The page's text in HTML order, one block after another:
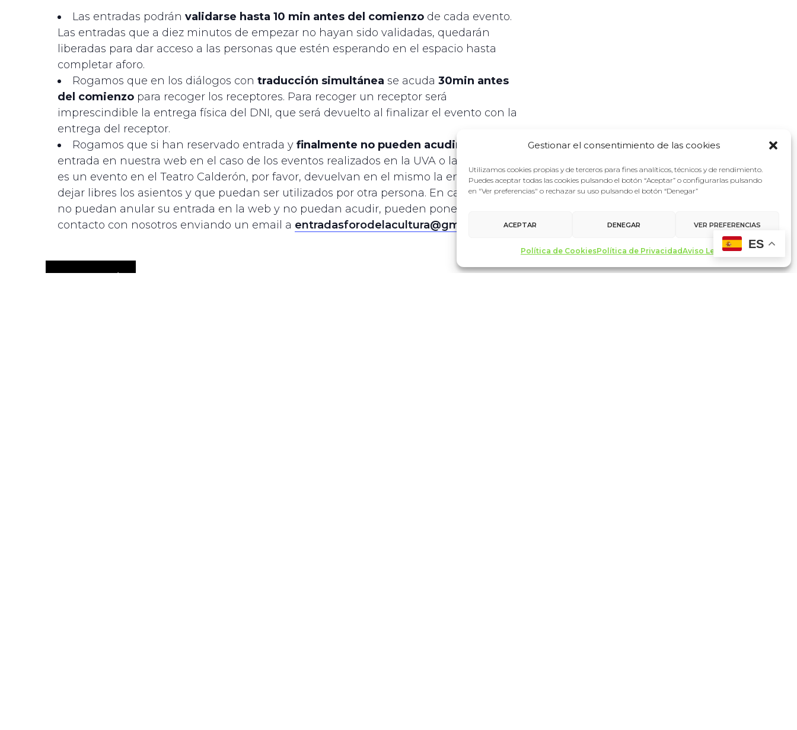
Gestionar el consentimiento de las cookies
Utilizamos cookies propias y de terceros para fines analíticos, técnicos y de rendimiento.
Puedes aceptar todas las cookies pulsando el botón “Aceptar” o configurarlas pulsando
en "Ver preferencias" o rechazar su uso pulsando el botón “Denegar”
ACEPTAR DENEGAR VER PREFERENCIAS
Política de CookiesPolítica de PrivacidadAviso Legal
Las entradas podrán validarse hasta 10 min antes del comienzo de cada evento.
Las entradas que a diez minutos de empezar no hayan sido validadas, quedarán
liberadas para dar acceso a las personas que estén esperando en el espacio hasta
completar aforo.
Rogamos que en los diálogos con traducción simultánea se acuda 30min antes
del comienzo para recoger los receptores. Para recoger un receptor será
imprescindible la entrega física del DNI, que será devuelto al finalizar el evento con la
entrega del receptor.
Rogamos que si han reservado entrada y finalmente no pueden acudir
entrada en nuestra web en el caso de los eventos realizados en la UVA o las Cortes. Si
es un evento en el Teatro Calderón, por favor, devuelvan en el mismo la entrada, para
dejar libres los asientos y que puedan ser utilizados por otra persona. En caso de que
no puedan anular su entrada en la web y no puedan acudir, pueden ponerse en
contacto con nosotros enviando un email a entradasforodelacultura@gmail.com.
RESERVAR AQUÍ
ES